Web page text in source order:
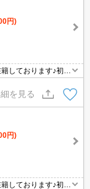
円)
しております♪初期
ライン契約等弊社
ネットに掲載されて
る物件は全て申し
を見る
円)
しております♪初期